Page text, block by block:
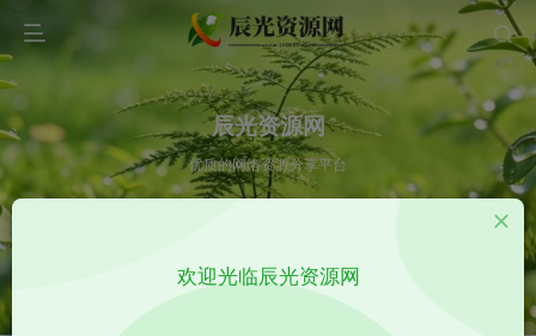
辰光资源网
优质的网络资源分享平台
欢迎光临辰光资源网